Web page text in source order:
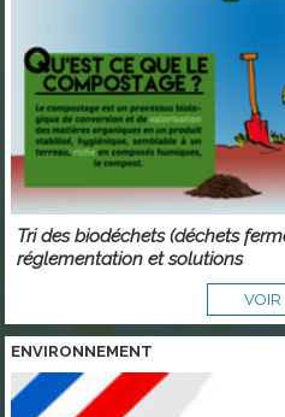
Tri des biodéchets (déchets
réglementation et solutions
VOIR
ENVIRONNEMENT